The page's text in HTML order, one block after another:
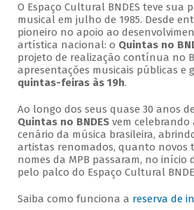
O Espaço Cultural BNDES teve sua
musical em julho de 1985. Desde
pioneiro no apoio ao
artística nacional: o Quintas no
projeto de realização contínua no
apresentações musicais públicas e
quintas-feiras às 19h.
Ao longo dos seus quase 30 anos
Quintas no BNDESvem celebrando
cenário da música brasileira,
artistas renomados, quanto novos
nomes da MPB passaram, no início
pelo palco do Espaço Cultural
Saiba como funciona a reserva de